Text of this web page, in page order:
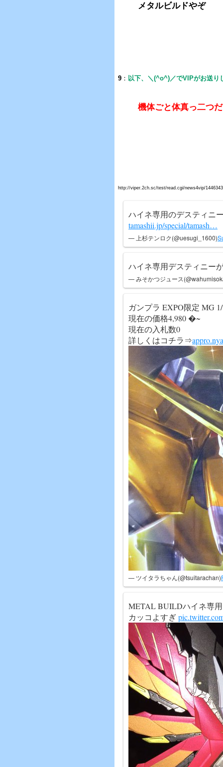
メタルビルドやぞ
9 ： 以下、＼(^o^)／でVIPがお送り
機体ごと体真っ二つ
http://viper.2ch.sc/test/read.cgi/news4vip/
ハイネ専用のデスティニ
tamashii.jp/special/tamash…
— 上杉テンロク(@uesugi_1600)
ハイネ専用デスティニー
— みそかつジュース
ガンプラ EXPO限定 MG
現在の価格4,980 �~
現在の入札数0
詳しくはコチラ⇒
— ツイタラちゃん(@tsuitarachan)
METAL BUILDハイネ専
カッコよすぎ